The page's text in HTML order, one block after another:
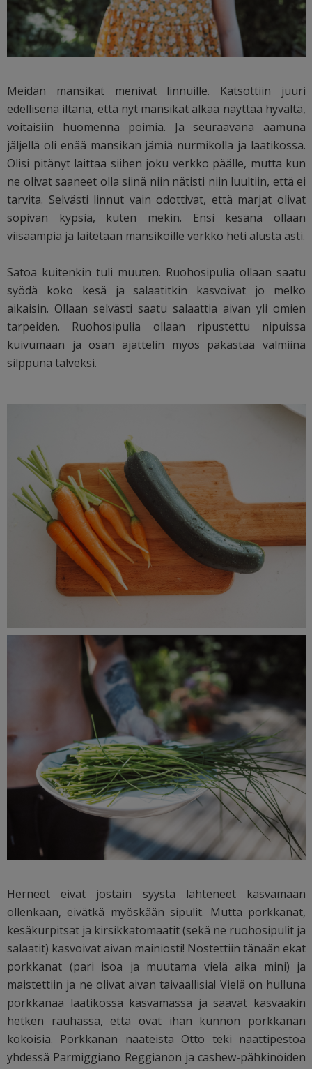
Meidän mansikat menivät linnuille. Katsottiin juuri
edellisenä iltana, että nyt mansikat alkaa näyttää hyvältä,
voitaisiin huomenna poimia. Ja seuraavana aamuna
jäljellä oli enää mansikan jämiä nurmikolla ja laatikossa.
Olisi pitänyt laittaa siihen joku verkko päälle, mutta kun
ne olivat saaneet olla siinä niin nätisti niin luultiin, että ei
tarvita. Selvästi linnut vain odottivat, että marjat olivat
sopivan kypsiä, kuten mekin. Ensi kesänä ollaan
viisaampia ja laitetaan mansikoille verkko heti alusta asti.
Satoa kuitenkin tuli muuten. Ruohosipulia ollaan saatu
syödä koko kesä ja salaatitkin kasvoivat jo melko
aikaisin. Ollaan selvästi saatu salaattia aivan yli omien
tarpeiden. Ruohosipulia ollaan ripustettu nipuissa
kuivumaan ja osan ajattelin myös pakastaa valmiina
silppuna talveksi.
Herneet eivät jostain syystä lähteneet kasvamaan
ollenkaan, eivätkä myöskään sipulit. Mutta porkkanat,
kesäkurpitsat ja kirsikkatomaatit (sekä ne ruohosipulit ja
salaatit) kasvoivat aivan mainiosti! Nostettiin tänään ekat
porkkanat (pari isoa ja muutama vielä aika mini) ja
maistettiin ja ne olivat aivan taivaallisia! Vielä on hulluna
porkkanaa laatikossa kasvamassa ja saavat kasvaakin
hetken rauhassa, että ovat ihan kunnon porkkanan
kokoisia. Porkkanan naateista Otto teki naattipestoa
yhdessä Parmiggiano Reggianon ja cashew-pähkinöiden